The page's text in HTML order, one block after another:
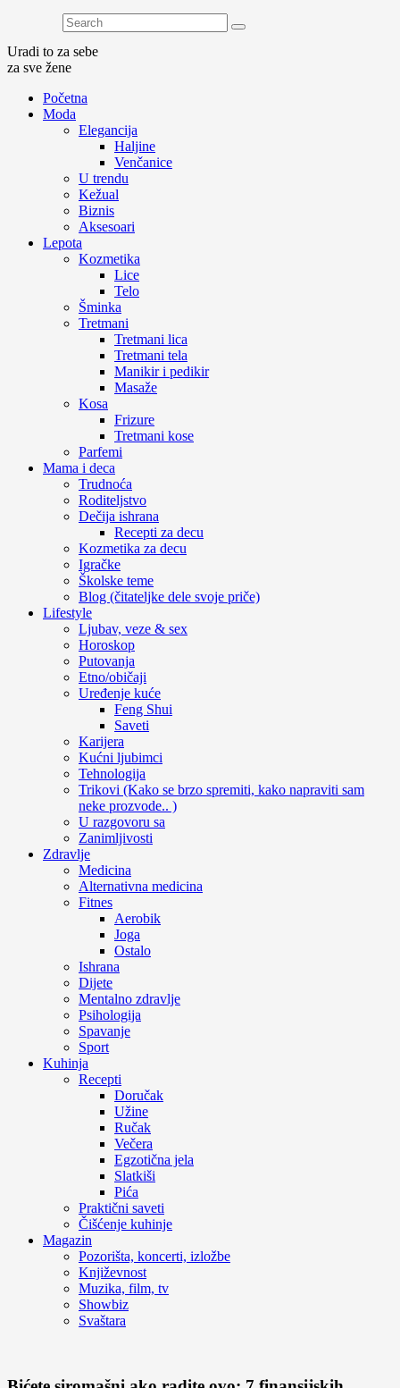
Uradi to za sebe
za sve žene
Početna
Moda
Elegancija
Haljine
Venčanice
U trendu
Kežual
Biznis
Aksesoari
Lepota
Kozmetika
Lice
Telo
Šminka
Tretmani
Tretmani lica
Tretmani tela
Manikir i pedikir
Masaže
Kosa
Frizure
Tretmani kose
Parfemi
Mama i deca
Trudnoća
Roditeljstvo
Dečija ishrana
Recepti za decu
Kozmetika za decu
Igračke
Školske teme
Blog (čitateljke dele svoje priče)
Lifestyle
Ljubav, veze & sex
Horoskop
Putovanja
Etno/običaji
Uređenje kuće
Feng Shui
Saveti
Karijera
Kućni ljubimci
Tehnologija
Trikovi (Kako se brzo spremiti, kako napraviti sam
neke prozvode.. )
U razgovoru sa
Zanimljivosti
Zdravlje
Medicina
Alternativna medicina
Fitnes
Aerobik
Joga
Ostalo
Ishrana
Dijete
Mentalno zdravlje
Psihologija
Spavanje
Sport
Kuhinja
Recepti
Doručak
Užine
Ručak
Večera
Egzotična jela
Slatkiši
Pića
Praktični saveti
Čišćenje kuhinje
Magazin
Pozorišta, koncerti, izložbe
Književnost
Muzika, film, tv
Showbiz
Svaštara